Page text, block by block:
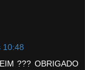
10:48
??? OBRIGADO